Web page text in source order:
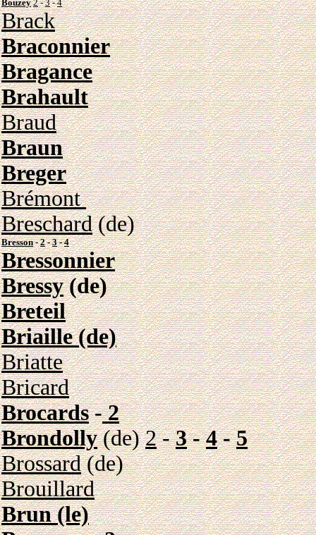
Bouzey 2-3-4
Brack
Braconnier
Bragance
Brahault
Braud
Braun
Breger
Brémont
Breschard(de)
Bresson-2-3-4
Bressonnier
Bressy(de)
Breteil
Briaille (de)
Briatte
Bricard
Brocards-2
Brondolly(de)2-3-4-5
Brossard(de)
Brouillard
Brun (le)